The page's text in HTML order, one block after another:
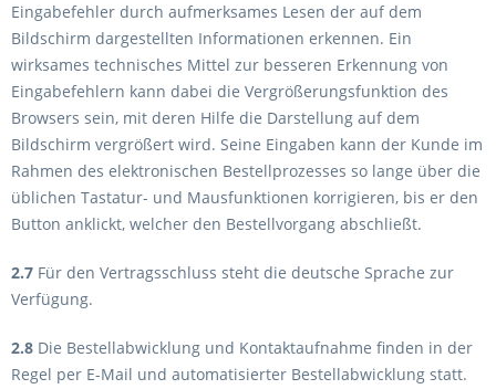
Eingabefehler durch aufmerksames Lesen der auf dem
Bildschirm dargestellten Informationen erkennen. Ein
wirksames technisches Mittel zur besseren Erkennung von
Eingabefehlern kann dabei die Vergrößerungsfunktion des
Browsers sein, mit deren Hilfe die Darstellung auf dem
Bildschirm vergrößert wird. Seine Eingaben kann der Kunde im
Rahmen des elektronischen Bestellprozesses so lange über die
üblichen Tastatur- und Mausfunktionen korrigieren, bis er den
Button anklickt, welcher den Bestellvorgang abschließt.
2.7 Für den Vertragsschluss steht die deutsche Sprache zur
Verfügung.
2.8 Die Bestellabwicklung und Kontaktaufnahme finden in der
Regel per E-Mail und automatisierter Bestellabwicklung statt.